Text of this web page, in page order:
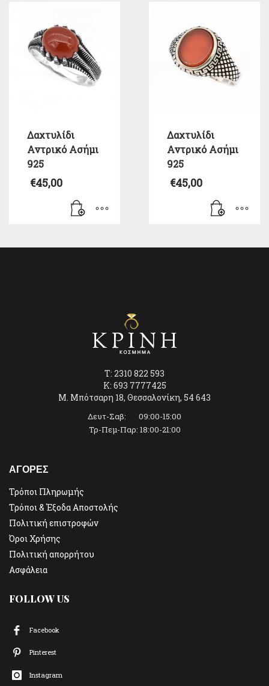
Δαχτυλίδι
Αντρικό Ασήμι
925
€45,00
Δαχτυλίδι
Αντρικό Ασήμι
925
€45,00
T: 2310 822 593
K: 693 7777425
Μ. Μπότσαρη 18, Θεσσαλονίκη, 54 643
Δευτ-Σαβ: 09:00-15:00
Τρ-Πεμ-Παρ: 18:00-21:00
ΑΓΟΡΕΣ
Τρόποι Πληρωμής
Τρόποι & Έξοδα Αποστολής
Πολιτική επιστροφών
Όροι Χρήσης
Πολιτική απορρήτου
Ασφάλεια
FOLLOW US
Facebook
Pinterest
Instagram